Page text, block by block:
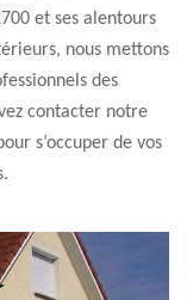
et ses alentours
nous mettons
des
contacter notre
s’occuper de vos